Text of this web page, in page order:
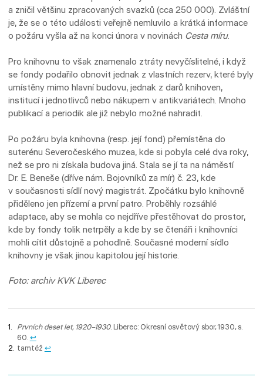
a zničil většinu zpracovaných svazků (cca 250 000). Zvláštní
je, že se o této události veřejně nemluvilo a krátká informace
o požáru vyšla až na konci února v novinách Cesta míru.
Pro knihovnu to však znamenalo ztráty nevyčíslitelné, i když
se fondy podařilo obnovit jednak z vlastních rezerv, které byly
umístěny mimo hlavní budovu, jednak z darů knihoven,
institucí i jednotlivců nebo nákupem v antikvariátech. Mnoho
publikací a periodik ale již nebylo možné nahradit.
Po požáru byla knihovna (resp. její fond) přemístěna do
suterénu Severočeského muzea, kde si pobyla celé dva roky,
než se pro ni získala budova jiná. Stala se jí ta na náměstí
Dr. E. Beneše (dříve nám. Bojovníků za mír) č. 23, kde
v současnosti sídlí nový magistrát. Zpočátku bylo knihovně
přiděleno jen přízemí a první patro. Proběhly rozsáhlé
adaptace, aby se mohla co nejdříve přestěhovat do prostor,
kde by fondy tolik netrpěly a kde by se čtenáři i knihovníci
mohli cítit důstojně a pohodlně. Současné moderní sídlo
knihovny je však jinou kapitolou její historie.
Foto: archiv KVK Liberec
Prvních deset let, 1920–1930. Liberec: Okresní osvětový sbor, 1930, s.
60. ↩︎
tamtéž ↩︎